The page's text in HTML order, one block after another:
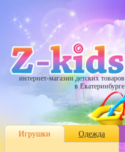
интернет-магазин детских товаров
в Екатеринбурге
Игрушки Одежда